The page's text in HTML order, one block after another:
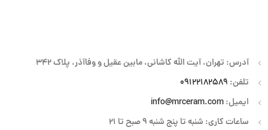
آدرس: تهران، آیت الله کاشانی، مابین عقیل و وفاآذر، پلاک 342
تلفن: 09122182589
ایمیل:info@mrceram.com
ساعات کاری: شنبه تا پنج شنبه 9 صبح تا 21